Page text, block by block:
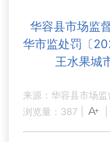
华容县市场监
华市监处罚〔
王水果城
来源：华容县市场
浏览量： 387